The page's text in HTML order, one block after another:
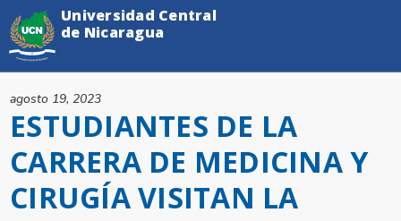
ESTUDIANTES DE LA
CARRERA DE MEDICINA Y
CIRUGÍA VISITAN LA
agosto 19, 2023
Universidad Central
de Nicaragua